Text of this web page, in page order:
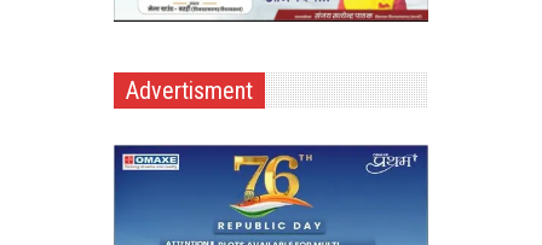
Advertisment